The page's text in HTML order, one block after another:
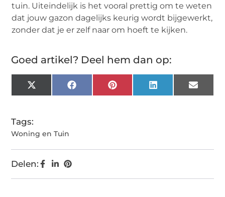
tuin. Uiteindelijk is het vooral prettig om te weten
dat jouw gazon dagelijks keurig wordt bijgewerkt,
zonder dat je er zelf naar om hoeft te kijken.
Goed artikel? Deel hem dan op:
X
(Twitter)
FacebookPinterest LinkedIn Email
Tags:
Woning en Tuin
Delen: